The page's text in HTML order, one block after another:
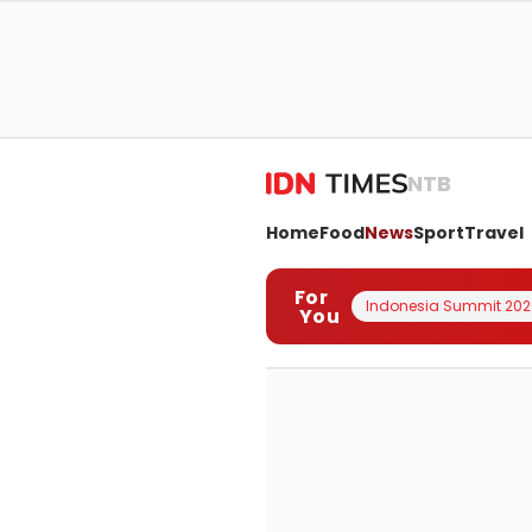
NTB
HomeFoodNewsSportTravel
For
You Indonesia Summit